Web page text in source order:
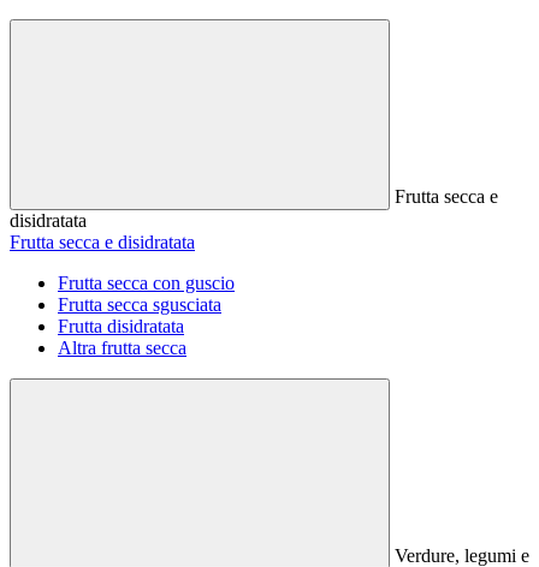
Frutta secca e
disidratata
Frutta secca e disidratata
Frutta secca con guscio
Frutta secca sgusciata
Frutta disidratata
Altra frutta secca
Verdure, legumi e